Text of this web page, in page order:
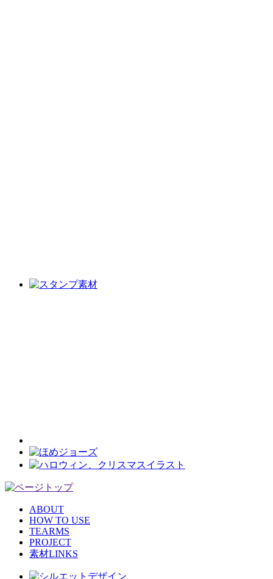
ABOUT
HOW TO USE
TEARMS
PROJECT
素材LINKS